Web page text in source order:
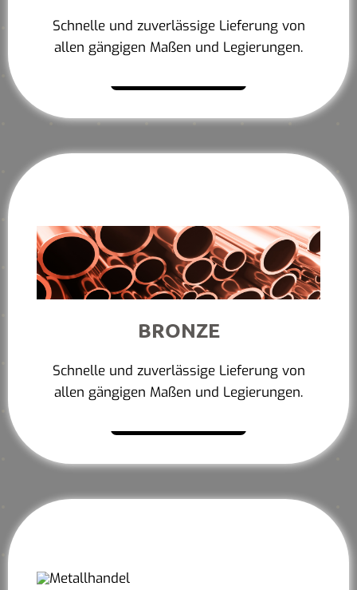
Schnelle und zuverlässige Lieferung von
allen gängigen Maßen und Legierungen.
BRONZE
Schnelle und zuverlässige Lieferung von
allen gängigen Maßen und Legierungen.